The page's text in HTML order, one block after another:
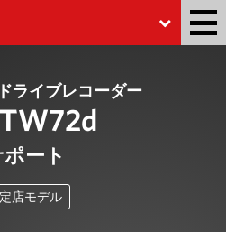
ライブレコーダー
ート
店モデル